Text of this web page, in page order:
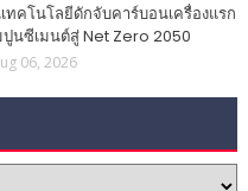
คโนโลยีดักจับคาร์บอนเครื่องแรก
นซีเมนต์สู่ Net Zero 2050
06, 2026